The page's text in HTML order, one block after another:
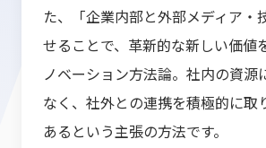
た、「企業内部と外部メディア・
せることで、革新的な新しい価値
ノベーション方法論。社内の資源
なく、社外との連携を積極的に取
あるという主張の方法です。